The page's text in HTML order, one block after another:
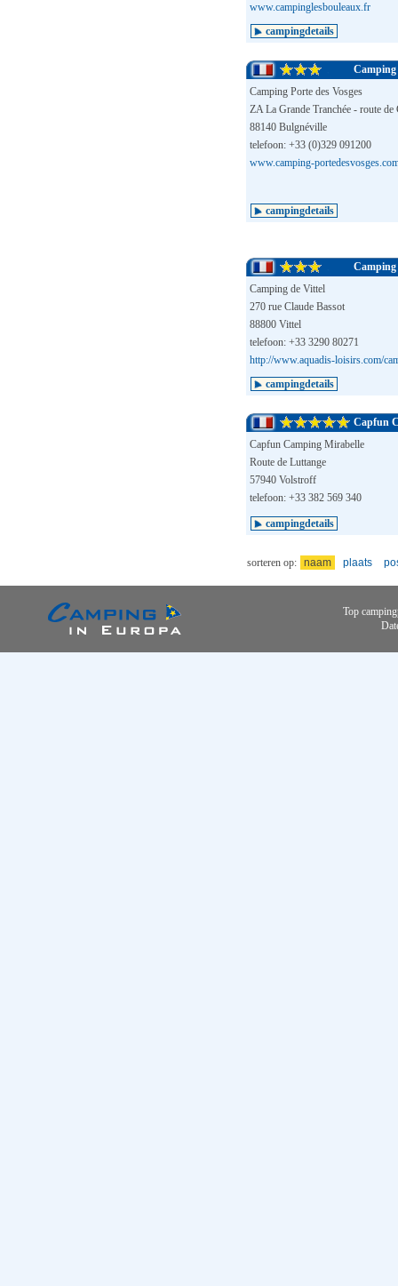
www.campinglesbouleaux.fr
campingdetails
Camping
Camping Porte des Vosges
ZA La Grande Tranchée - route de
88140 Bulgnéville
telefoon: +33 (0)329 091200
www.camping-
campingdetails
Camping de Vittel
270 rue Claude Bassot
88800 Vittel
telefoon: +33 3290 80271
http://www.aquadis-loisirs.com/
campingdetails
Capfun
Capfun Camping Mirabelle
Route de Luttange
57940 Volstroff
telefoon: +33 382 569 340
campingdetails
sorteren op: naam plaats
Top